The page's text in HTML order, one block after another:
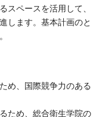
スペースを活用して、
します。基本計画のと
め、国際競争力のある
ため、総合衛生学院の